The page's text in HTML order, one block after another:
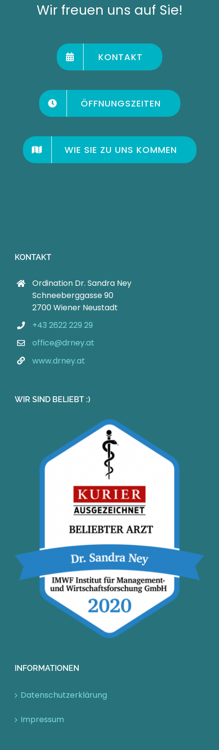
Wir freuen uns auf Sie!
KONTAKT
ÖFFNUNGSZEITEN
WIE SIE ZU UNS KOMMEN
KONTAKT
Ordination Dr. Sandra Ney
Schneeberggasse 90
2700 Wiener Neustadt
+43 2622 229 29
office@drney.at
www.drney.at
WIR SIND BELIEBT :)
INFORMATIONEN
Datenschutzerklärung
Impressum